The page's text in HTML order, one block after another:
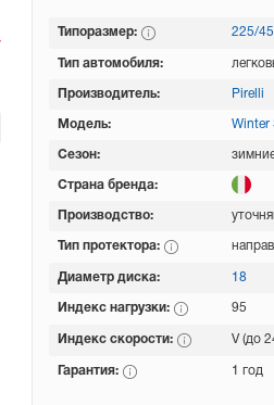
Типоразмер: 225/
Тип автомобиля:
Производитель: Pirelli
Модель: Winter
Сезон:
Страна бренда:
Производство:
Тип протектора:
Диаметр диска: 18
Индекс нагрузки: 95
Индекс скорости: V (до
Гарантия: 1 год